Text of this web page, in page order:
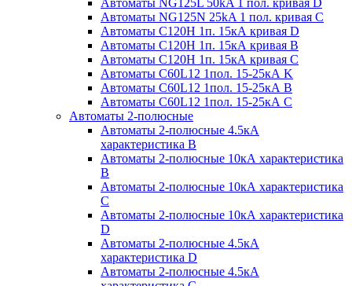
Автоматы NG125N 25kA 1 пол. кривая C
Автоматы С120H 1п. 15кА кривая D
Автоматы С120H 1п. 15кА кривая В
Автоматы С120H 1п. 15кА кривая С
Автоматы С60L12 1пол. 15-25кА K
Автоматы С60L12 1пол. 15-25кА В
Автоматы С60L12 1пол. 15-25кА С
Автоматы 2-полюсные
Автоматы 2-полюсные 4.5кА
характеристика В
Автоматы 2-полюсные 10кА характеристика
B
Автоматы 2-полюсные 10кА характеристика
C
Автоматы 2-полюсные 10кА характеристика
D
Автоматы 2-полюсные 4.5кА
характеристика D
Автоматы 2-полюсные 4.5кА